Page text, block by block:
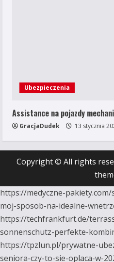
Ubezpieczenia
Assistance na pojazdy
GracjaDudek 13 stycznia
Copyright © All rights
https://medyczne-
moj-sposob-na-idealne-
https://techfrankfurt.de/
sonnenschutz-perfekte-
https://tpzlun.pl/prywatne-
seniora-czy-to-sie-oplaca-w-